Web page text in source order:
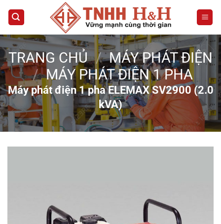
qua
dung
TRANG CHỦ / MÁY PHÁT ĐIỆN
/ MÁY PHÁT ĐIỆN 1 PHA
Máy phát điện 1 pha ELEMAX SV2900 (2.0
kVA)